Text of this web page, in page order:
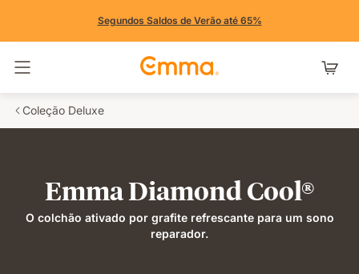
Segundos Saldos de Verão até 65%
Coleção Deluxe
Emma Diamond Cool®
O colchão ativado por grafite refrescante para um sono
reparador.